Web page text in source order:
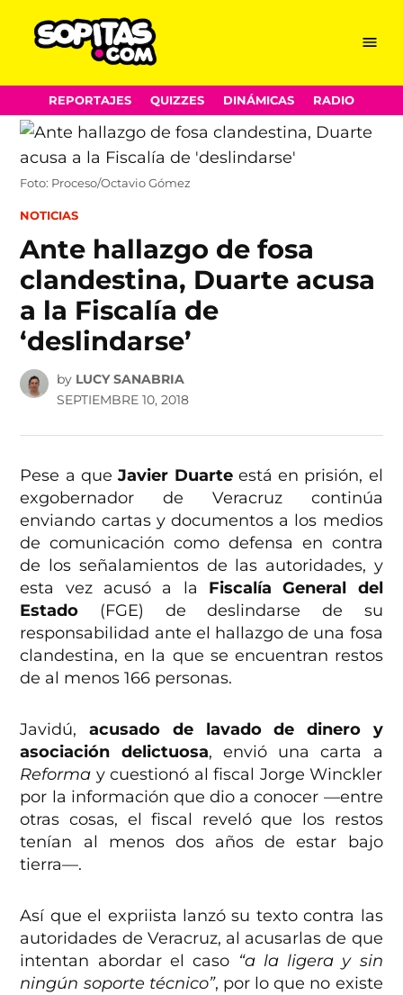
Skip
to
content
Menu
REPORTAJES QUIZZES DINÁMICAS RADIO
Foto: Proceso/Octavio Gómez
POSTED
NOTICIAS
Ante hallazgo de fosa
clandestina, Duarte acusa
a la Fiscalía de
‘deslindarse’
by LUCY SANABRIA
SEPTIEMBRE 10, 2018
Pese a que Javier Duarteestá en prisión, el
exgobernador de Veracruz continúa
enviando cartas y documentos a los medios
de comunicación como defensa en contra
de los señalamientos de las autoridades, y
esta vez acusó a la Fiscalía General del
Estado (FGE) de deslindarse de su
responsabilidad ante el hallazgo de una fosa
clandestina, en la que se encuentran restos
de al menos 166 personas.
Javidú, acusado de lavado de dinero y
asociación delictuosa, envió una carta a
Reforma y cuestionó al fiscal Jorge Winckler
por la información que dio a conocer —entre
otras cosas, el fiscal reveló que los restos
tenían al menos dos años de estar bajo
tierra—.
Así que el expriista lanzó su texto contra las
autoridades de Veracruz, al acusarlas de que
intentan abordar el caso “a la ligera y sin
ningún soporte técnico”, por lo que no existe